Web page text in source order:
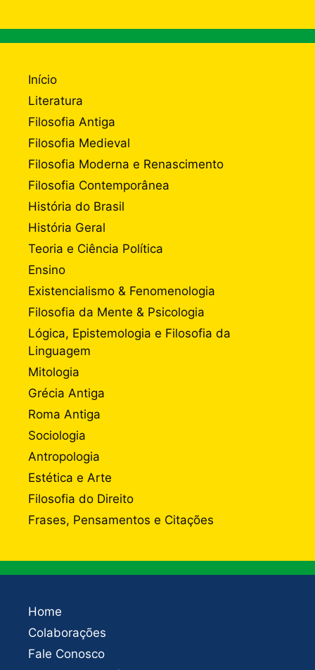
Início
Literatura
Filosofia Antiga
Filosofia Medieval
Filosofia Moderna e Renascimento
Filosofia Contemporânea
História do Brasil
História Geral
Teoria e Ciência Política
Ensino
Existencialismo & Fenomenologia
Filosofia da Mente & Psicologia
Lógica, Epistemologia e Filosofia da
Linguagem
Mitologia
Grécia Antiga
Roma Antiga
Sociologia
Antropologia
Estética e Arte
Filosofia do Direito
Frases, Pensamentos e Citações
Home
Colaborações
Fale Conosco